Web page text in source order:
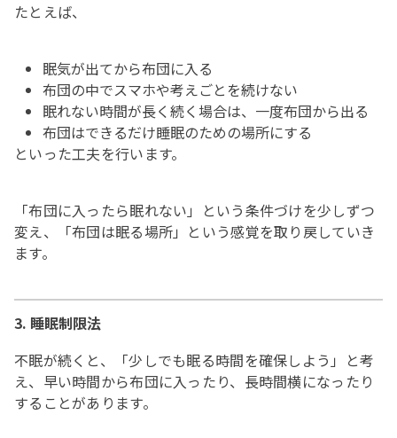
たとえば、
眠気が出てから布団に入る
布団の中でスマホや考えごとを続けない
眠れない時間が長く続く場合は、一度布団から出る
布団はできるだけ睡眠のための場所にする
といった工夫を行います。
「布団に入ったら眠れない」という条件づけを少しずつ
変え、「布団は眠る場所」という感覚を取り戻していき
ます。
3. 睡眠制限法
不眠が続くと、「少しでも眠る時間を確保しよう」と考
え、早い時間から布団に入ったり、長時間横になったり
することがあります。